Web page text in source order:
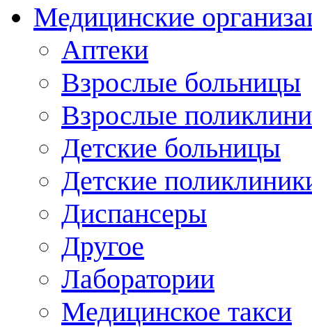
Медицинские
Аптеки
Взрослые больницы
Взрослые
Детские больницы
Детские
Диспансеры
Другое
Лаборатории
Медицинское такси